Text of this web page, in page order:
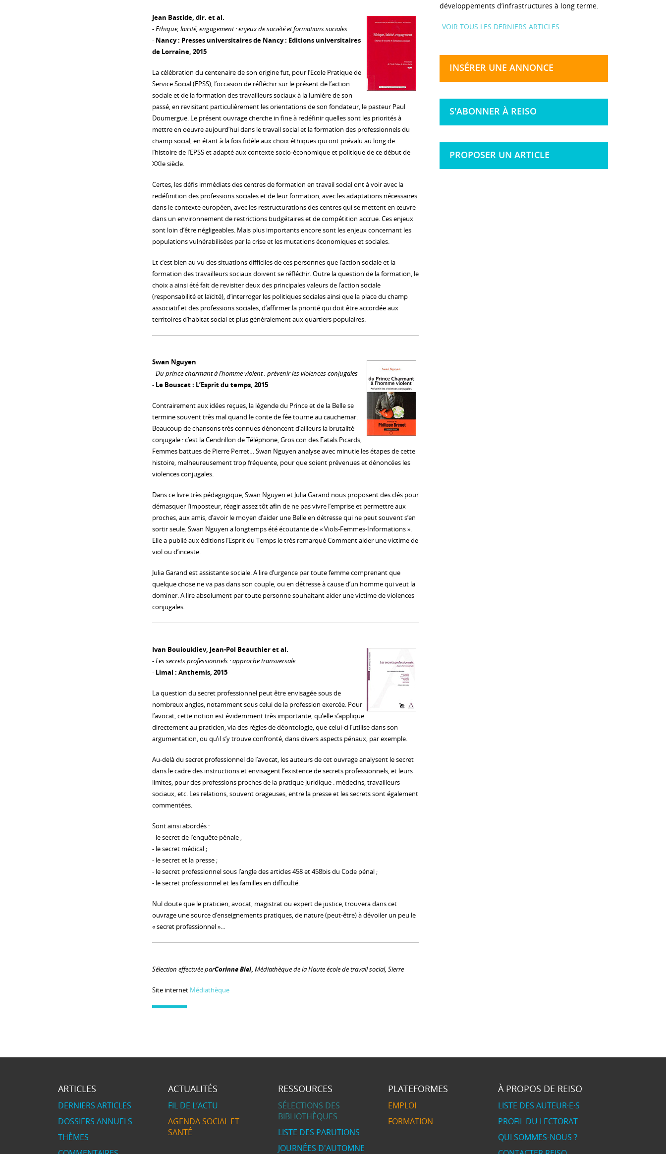
Jean Bastide, dir. et al.
-Ethique, laïcité, engagement : enjeux de société et formations sociales
- Nancy : Presses universitaires de Nancy : Editions universitaires
de Lorraine, 2015
La célébration du centenaire de son origine fut, pour l’Ecole Pratique de
Service Social (EPSS), l’occasion de réfléchir sur le présent de l’action
sociale et de la formation des travailleurs sociaux à la lumière de son
passé, en revisitant particulièrement les orientations de son fondateur, le pasteur Paul
Doumergue. Le présent ouvrage cherche in fine à redéfinir quelles sont les priorités à
mettre en oeuvre aujourd’hui dans le travail social et la formation des professionnels du
champ social, en étant à la fois fidèle aux choix éthiques qui ont prévalu au long de
l’histoire de l’EPSS et adapté aux contexte socio-économique et politique de ce début de
XXIe siècle.
Certes, les défis immédiats des centres de formation en travail social ont à voir avec la
redéfinition des professions sociales et de leur formation, avec les adaptations nécessaires
dans le contexte européen, avec les restructurations des centres qui se mettent en œuvre
dans un environnement de restrictions budgétaires et de compétition accrue. Ces enjeux
sont loin d’être négligeables. Mais plus importants encore sont les enjeux concernant les
populations vulnérabilisées par la crise et les mutations économiques et sociales.
Et c’est bien au vu des situations difficiles de ces personnes que l’action sociale et la
formation des travailleurs sociaux doivent se réfléchir. Outre la question de la formation, le
choix a ainsi été fait de revisiter deux des principales valeurs de l’action sociale
(responsabilité et laïcité), d’interroger les politiques sociales ainsi que la place du champ
associatif et des professions sociales, d’affirmer la priorité qui doit être accordée aux
territoires d’habitat social et plus généralement aux quartiers populaires.
Swan Nguyen
-Du prince charmant à l’homme violent : prévenir les violences conjugales
- Le Bouscat : L’Esprit du temps, 2015
Contrairement aux idées reçues, la légende du Prince et de la Belle se
termine souvent très mal quand le conte de fée tourne au cauchemar.
Beaucoup de chansons très connues dénoncent d’ailleurs la brutalité
conjugale : c’est la Cendrillon de Téléphone, Gros con des Fatals Picards,
Femmes battues de Pierre Perret… Swan Nguyen analyse avec minutie les étapes de cette
histoire, malheureusement trop fréquente, pour que soient prévenues et dénoncées les
violences conjugales.
Dans ce livre très pédagogique, Swan Nguyen et Julia Garand nous proposent des clés pour
démasquer l’imposteur, réagir assez tôt afin de ne pas vivre l’emprise et permettre aux
proches, aux amis, d’avoir le moyen d’aider une Belle en détresse qui ne peut souvent s’en
sortir seule. Swan Nguyen a longtemps été écoutante de « Viols-Femmes-Informations ».
Elle a publié aux éditions l’Esprit du Temps le très remarqué Comment aider une victime de
viol ou d’inceste.
Julia Garand est assistante sociale. A lire d’urgence par toute femme comprenant que
quelque chose ne va pas dans son couple, ou en détresse à cause d’un homme qui veut la
dominer. A lire absolument par toute personne souhaitant aider une victime de violences
conjugales.
Ivan Bouioukliev, Jean-Pol Beauthier et al.
-Les secrets professionnels : approche transversale
- Limal : Anthemis, 2015
La question du secret professionnel peut être envisagée sous de
nombreux angles, notamment sous celui de la profession exercée. Pour
l’avocat, cette notion est évidemment très importante, qu’elle s’applique
directement au praticien, via des règles de déontologie, que celui-ci l’utilise dans son
argumentation, ou qu’il s’y trouve confronté, dans divers aspects pénaux, par exemple.
Au-delà du secret professionnel de l’avocat, les auteurs de cet ouvrage analysent le secret
dans le cadre des instructions et envisagent l’existence de secrets professionnels, et leurs
limites, pour des professions proches de la pratique juridique : médecins, travailleurs
sociaux, etc. Les relations, souvent orageuses, entre la presse et les secrets sont également
commentées.
Sont ainsi abordés :
- le secret de l’enquête pénale ;
- le secret médical ;
- le secret et la presse ;
- le secret professionnel sous l’angle des articles 458 et 458bis du Code pénal ;
- le secret professionnel et les familles en difficulté.
Nul doute que le praticien, avocat, magistrat ou expert de justice, trouvera dans cet
ouvrage une source d’enseignements pratiques, de nature (peut-être) à dévoiler un peu le
« secret professionnel »…
Sélection effectuée parCorinne Biel, Médiathèque de la Haute école de travail social, Sierre
Site internet Médiathèque
développements d’infrastructures à long terme.
VOIR TOUS LES DERNIERS ARTICLES
INSÉRER UNE ANNONCE
S'ABONNER À REISO
PROPOSER UN ARTICLE
ARTICLES
DERNIERS ARTICLES
DOSSIERS ANNUELS
THÈMES
ACTUALITÉS
FIL DE L’ACTU
AGENDA SOCIAL ET
SANTÉ
RESSOURCES
SÉLECTIONS DES
BIBLIOTHÈQUES
LISTE DES PARUTIONS
JOURNÉES D'AUTOMNE
PLATEFORMES
EMPLOI
FORMATION
À PROPOS DE REISO
LISTE DES AUTEUR·E·S
PROFIL DU LECTORAT
QUI SOMMES-NOUS ?